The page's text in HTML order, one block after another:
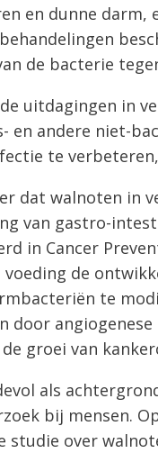
en dunne darm,
de bacterie
uitdagingen in
en andere niet-
te
dat walnoten in
van gastro-
in Cancer
de
te
door
groei van
als
bij mensen.
studie over